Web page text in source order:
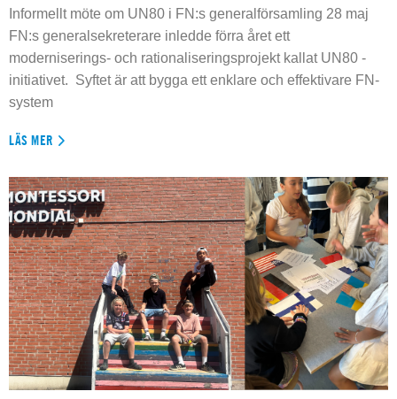
Informellt möte om UN80 i FN:s generalförsamling 28 maj
FN:s generalsekreterare inledde förra året ett
moderniserings- och rationaliseringsprojekt kallat UN80 -
initiativet. Syftet är att bygga ett enklare och effektivare FN-
system
LÄS MER